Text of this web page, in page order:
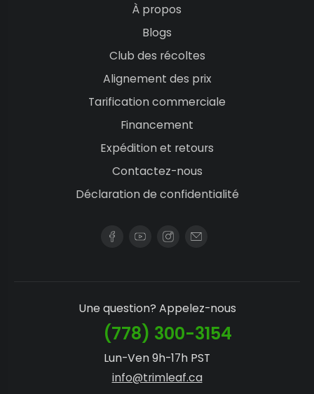
À propos
Blogs
Club des récoltes
Alignement des prix
Tarification commerciale
Financement
Expédition et retours
Contactez-nous
Déclaration de confidentialité
Une question? Appelez-nous
(778) 300-3154
Lun-Ven 9h-17h PST
info@trimleaf.ca